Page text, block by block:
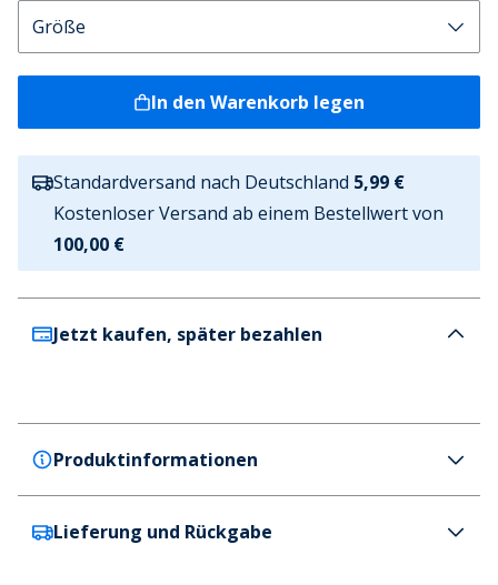
In den Warenkorb legen
Standardversand nach Deutschland 5,99 €
Kostenloser Versand ab einem Bestellwert von
100,00 €
Jetzt kaufen, später bezahlen
Produktinformationen
Birkenstock
Lieferung und Rückgabe